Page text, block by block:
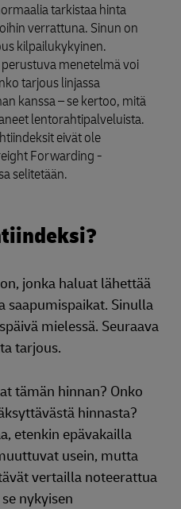
tarkistaa hinta
verrattuna. Sinun on
kilpailukykyinen.
menetelmä voi
tarjous linjassa
kanssa – se kertoo, mitä
lentorahtipalveluista.
eivät ole
Forwarding -
selitetään.
jonka haluat lähettää
saapumispaikat. Sinulla
mielessä. Seuraava
tarjous.
tämän hinnan? Onko
hinnasta?
etenkin epävakailla
usein, mutta
vertailla noteerattua
nykyisen